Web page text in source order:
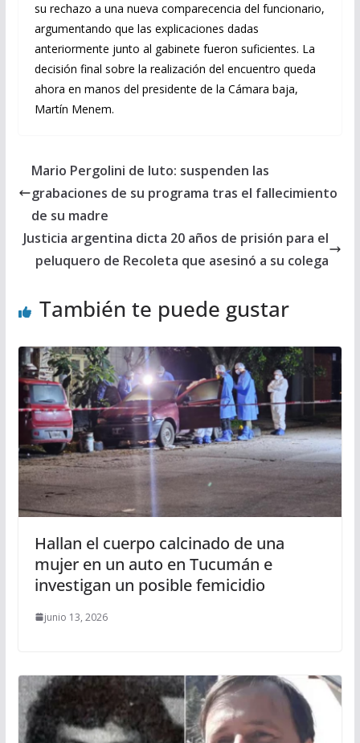
su rechazo a una nueva comparecencia del funcionario,
argumentando que las explicaciones dadas
anteriormente junto al gabinete fueron suficientes. La
decisión final sobre la realización del encuentro queda
ahora en manos del presidente de la Cámara baja,
Martín Menem.
Mario Pergolini de luto: suspenden las
grabaciones de su programa tras el fallecimiento
de su madre
Justicia argentina dicta 20 años de prisión para el
peluquero de Recoleta que asesinó a su colega
También te puede gustar
Hallan el cuerpo calcinado de una
mujer en un auto en Tucumán e
investigan un posible femicidio
junio 13, 2026